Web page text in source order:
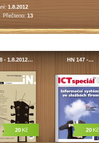
1.8.2012
13
- 1.8.2012…
20 Kč
HN 147 -…
20Kč